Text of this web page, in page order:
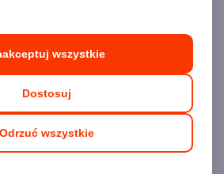
Odrzuć wszystkie
Dostosuj
wszystkie
RFID, czytnika kart
podpisów.
w Dynamics 365 jest